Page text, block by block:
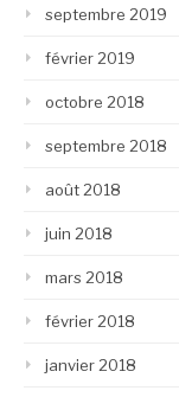
septembre 2019
février 2019
octobre 2018
septembre 2018
août 2018
juin 2018
mars 2018
février 2018
janvier 2018